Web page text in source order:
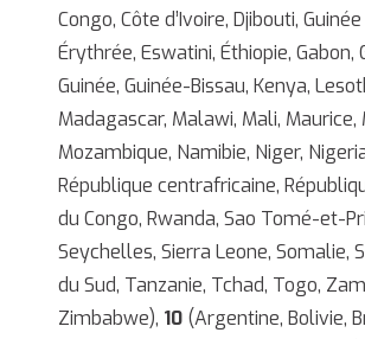
Congo, Côte d’Ivoire, Djibouti,
Érythrée, Eswatini, Éthiopie, Gabon,
Guinée, Guinée-Bissau, Kenya,
Madagascar, Malawi, Mali, Maurice,
Mozambique, Namibie, Niger,
République centrafricaine,
du Congo, Rwanda, Sao Tomé-et-
Seychelles, Sierra Leone, Somalie,
du Sud, Tanzanie, Tchad, Togo,
Zimbabwe), 10(Argentine, Bolivie,